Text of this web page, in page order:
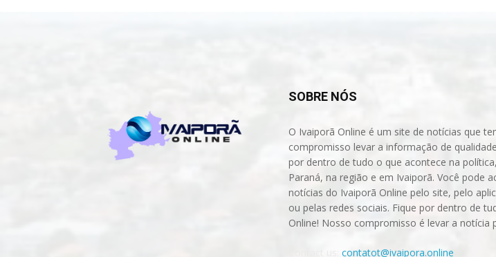
SOBRE NÓS
O Ivaiporã Online é um site de notícias que
compromisso levar a informação de
por dentro de tudo o que acontece na
Paraná, na região e em Ivaiporã. Você pode
notícias do Ivaiporã Online pelo site, pelo
ou pelas redes sociais. Fique por dentro de
Online! Nosso compromisso é levar a notícia
contatot@ivaipora.online